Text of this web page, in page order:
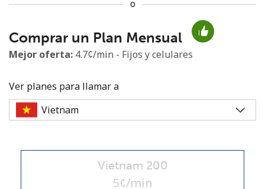
No se ha creado una contraseña
Mínimo 8 caracteres
Una letra mayúscula y una minúscula
Un número
Mantente en contacto para recibir nuestras mejores
o
Comprar un Plan Mensual
Mejor oferta: 4.7¢/min - Fijos y celulares
Ver planes para llamar a
Vietnam 200
5¢/min